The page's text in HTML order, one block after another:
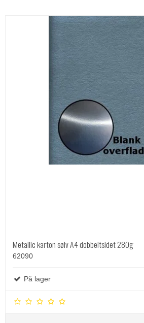
Metallic karton sølv A4 dobbeltsidet 280g
62090
På lager